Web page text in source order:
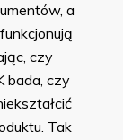
a
czy
bada, czy
Tak